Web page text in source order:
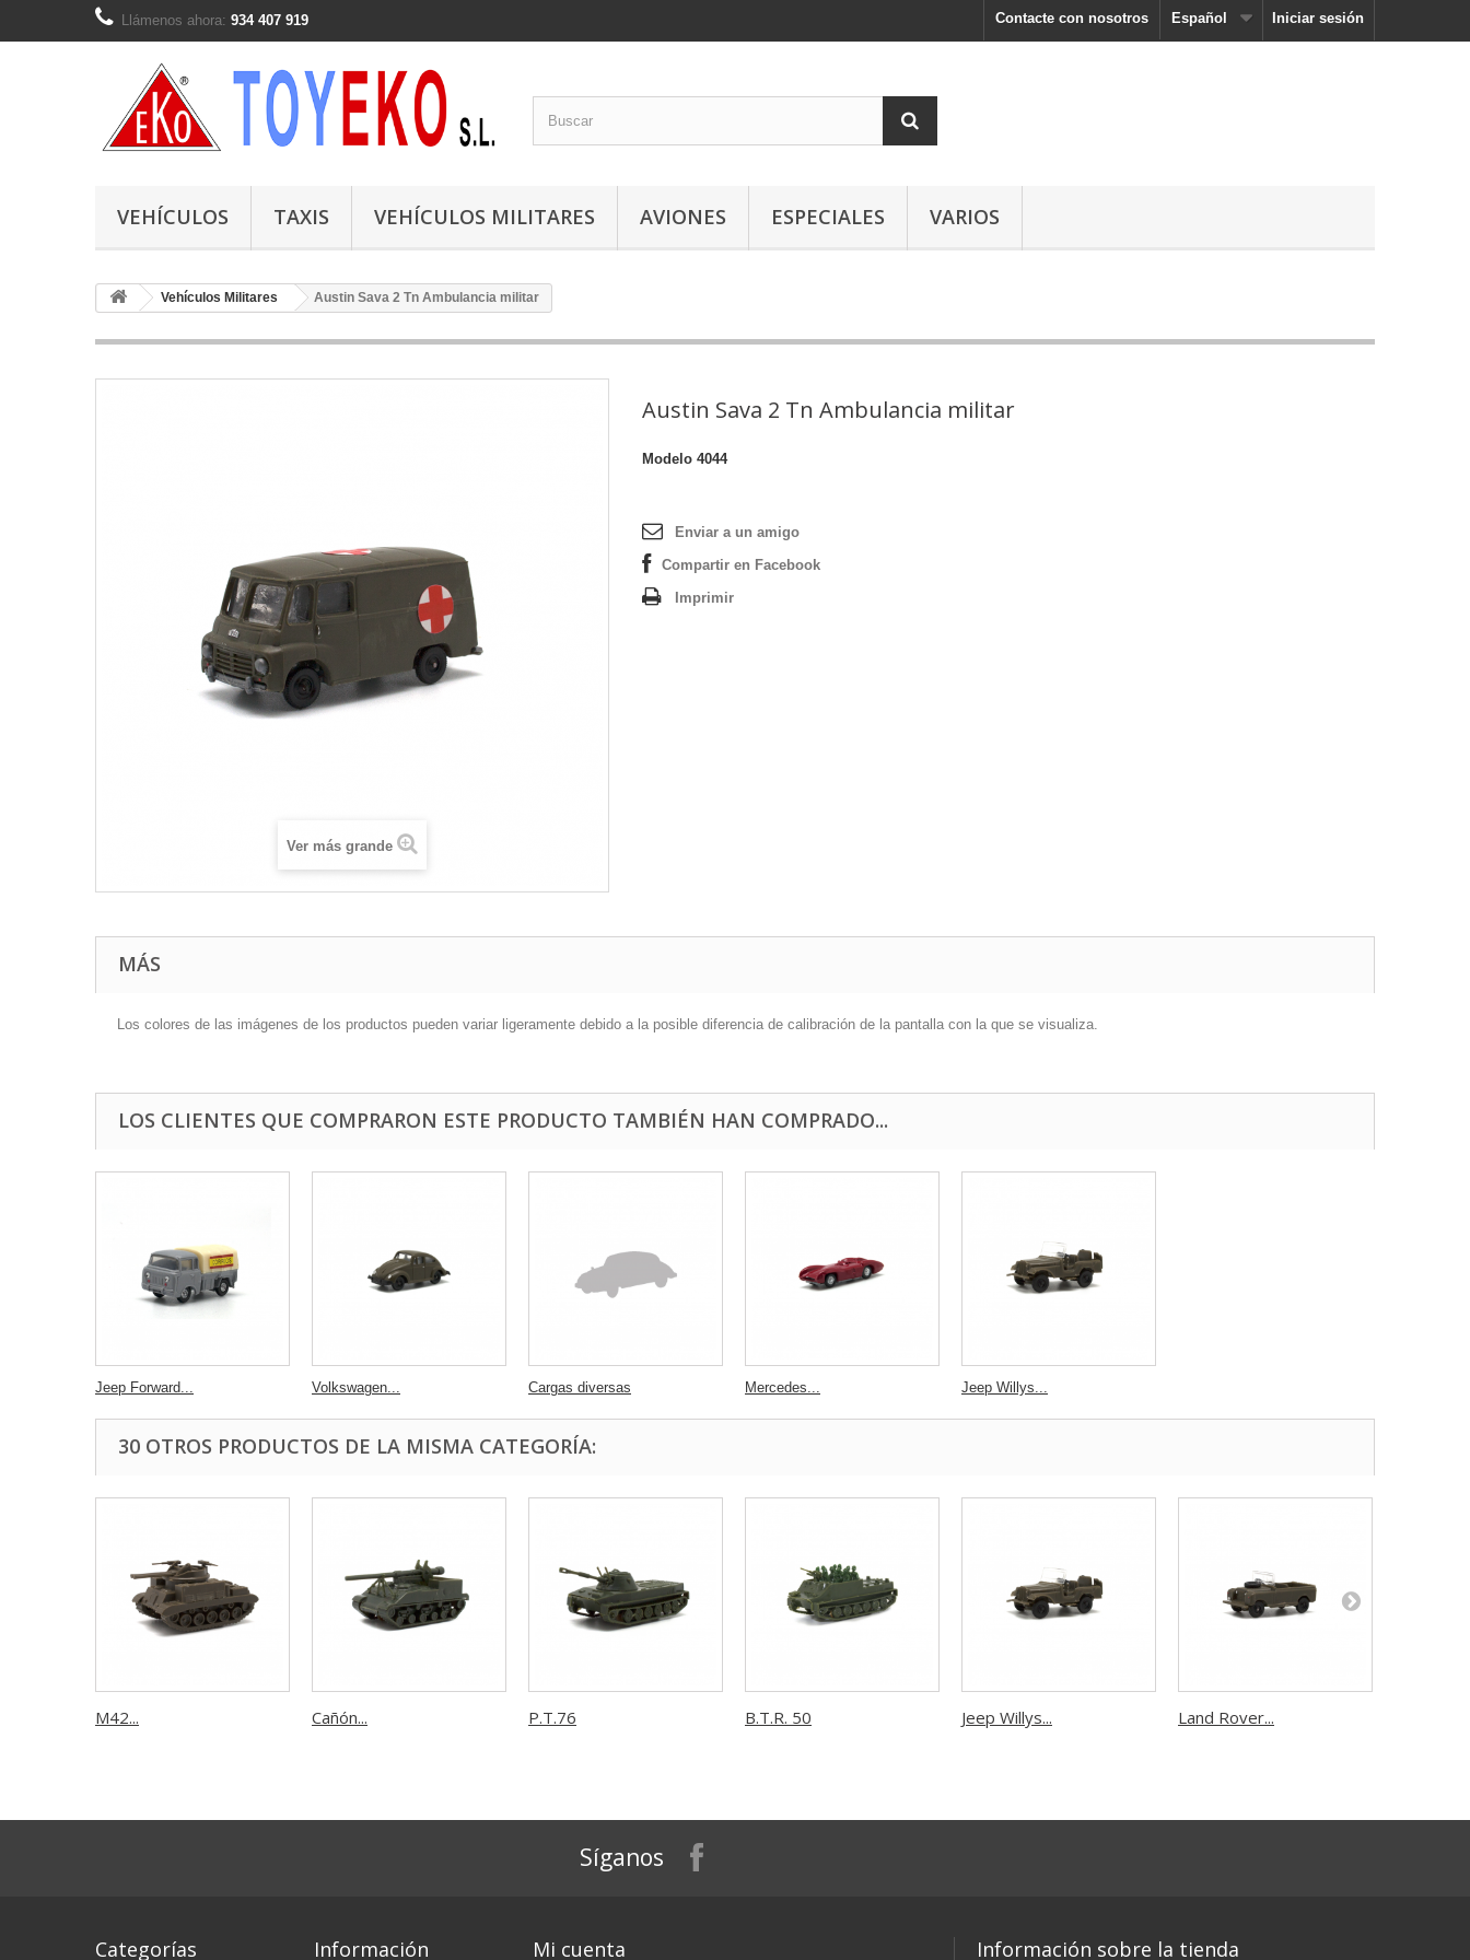
Iniciar sesión
Español
Contacte con nosotros
Llámenos ahora: 934 407 919
VEHÍCULOS TAXIS VEHÍCULOS MILITARES AVIONES ESPECIALES VARIOS
Vehículos Militares Austin Sava 2 Tn Ambulancia militar
Ver más grande
Austin Sava 2 Tn Ambulancia militar
Modelo 4044
Enviar a un amigo
Compartir en Facebook
Imprimir
MÁS
Los colores de las imágenes de los productos pueden variar ligeramente debido a la posible diferencia de calibración de la pantalla con la que se visualiza.
LOS CLIENTES QUE COMPRARON ESTE PRODUCTO TAMBIÉN HAN COMPRADO...
Jeep Forward... Volkswagen... Cargas diversas Mercedes... Jeep Willys...
30 OTROS PRODUCTOS DE LA MISMA CATEGORÍA:
M42... Cañón... P.T.76 B.T.R. 50 Jeep Willys... Land Rover...
Síganos
Categorías Información Mi cuenta Información sobre la tienda